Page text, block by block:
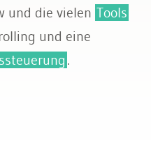
und die vielen Tools
und eine
.